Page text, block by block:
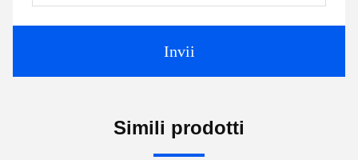
Invii
Simili prodotti